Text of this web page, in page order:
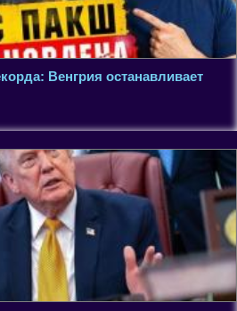
Венгрия останавливает